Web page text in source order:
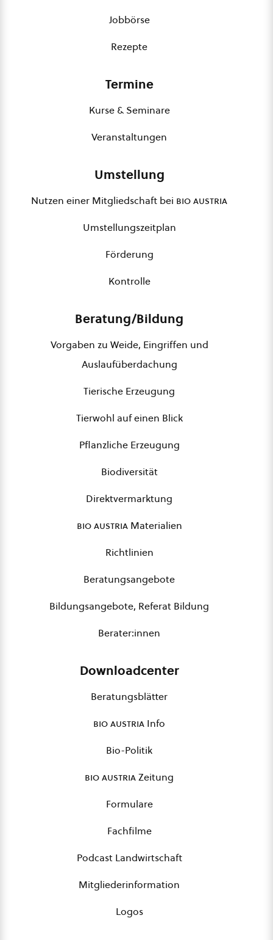
Jobbörse
Rezepte
Termine
Kurse & Seminare
Veranstaltungen
Umstellung
Nutzen einer Mitgliedschaft bei bio austria
Umstellungszeitplan
Förderung
Kontrolle
Beratung/Bildung
Vorgaben zu Weide, Eingriffen und
Auslaufüberdachung
Tierische Erzeugung
Tierwohl auf einen Blick
Pflanzliche Erzeugung
Biodiversität
Direktvermarktung
bio austriaMaterialien
Richtlinien
Beratungsangebote
Bildungsangebote, Referat Bildung
Berater:innen
Downloadcenter
Beratungsblätter
bio austria Info
Bio-Politik
bio austriaZeitung
Formulare
Fachfilme
Podcast Landwirtschaft
Mitgliederinformation
Logos